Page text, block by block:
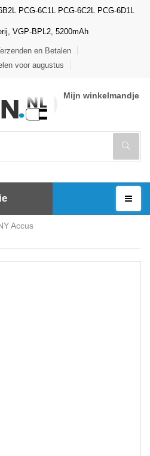
PCG-6C1L PCG-6C2L PCG-6D1L
VGP-BPL2, 5200mAh
en Betalen
voor augustus
Mijn winkelmandje
Accus